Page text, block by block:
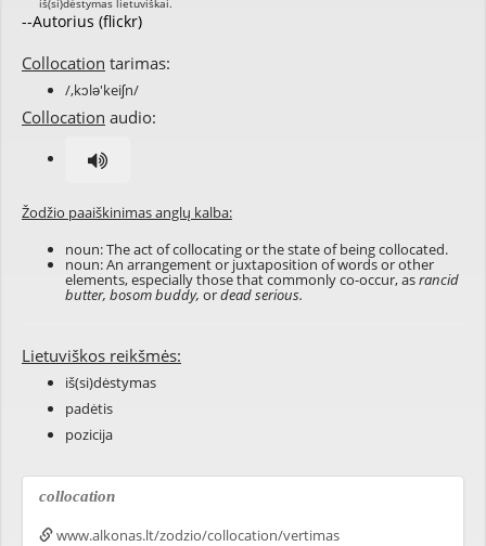
--Autorius (flickr)
Collocation tarimas:
/,kɔlə'keiʃn/
Collocation audio:
Žodžio paaiškinimas anglų kalba:
noun: The act of collocating or the state of being collocated.
noun: An arrangement or juxtaposition of words or other
elements, especially those that commonly co-occur, asrancid
butter, bosom buddy, ordead serious.
Lietuviškos reikšmės:
iš(si)dėstymas
padėtis
pozicija
collocation
www.alkonas.lt/zodzio/collocation/vertimas